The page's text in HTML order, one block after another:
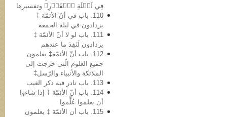
فِي لَيۡلَةِ ٱلۡقَدۡرِ﴾ وتفسیرها
110. باب في أنّ الأئمّة ‡
یزدادون في لیلة الجمعة
111. باب لو لا أنّ الأئمّة ‡
یزدادون لَنَفِدَ ما عندهم
112. باب أنّ الأئمّة‡ یعلمون
جمیع العلوم الّتي خرجت إلى
الملائکة والأنبیاء والرّسل‡
113. باب نادر فیه ذکر الغیب
114. باب أنّ الأئمّة ‡ إذا شاءوا
أن یعلموا عُلِّموا
115. باب أن الأئمّة ‡ یعلمون